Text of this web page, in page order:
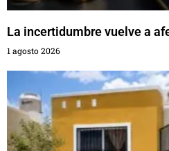
La incertidumbre vuelve a
1 agosto 2026